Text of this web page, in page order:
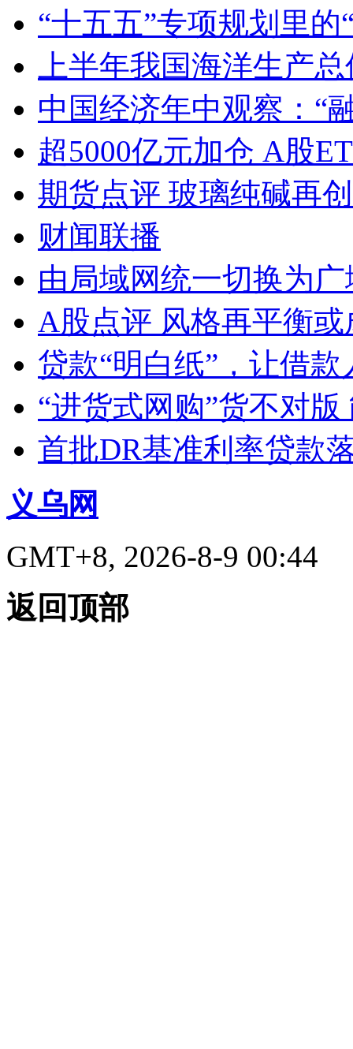
“十五五”专项规划里的
上半年我国海洋生产
中国经济年中观察：“
超5000亿元加仓 A股
期货点评 玻璃纯碱再
财闻联播
由局域网统一切换为
A股点评 风格再平衡或
贷款“明白纸”，让借款
“进货式网购”货不对
首批DR基准利率贷款
义乌网
GMT+8, 2026-8-9 00:44
返回顶部